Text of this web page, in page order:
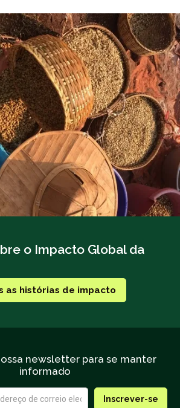
o Impacto Global da
as histórias de impacto
newsletter para se manter
informado